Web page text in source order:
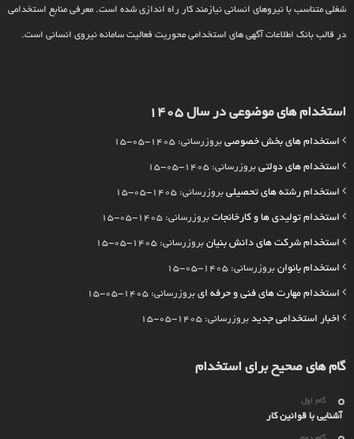
شغلی متناسب با نیروهای انسانی نیازمند کار راه اندازی شده است. معرفی منابع استخدامی
در قالب بانک اطلاعات آگهی های استخدامی محوریت فعالیت سامانه نیروی انسانی است.
استخدام های موضوعی در سال 1405
استخدام های بخش خصوصی بروزرسانی: 1405-05-15
استخدام های دولتی بروزرسانی: 1405-05-15
استخدام رشته های تحصیلی بروزرسانی: 1405-05-15
استخدام تولیدی ها و کارخانجات بروزرسانی: 1405-05-15
استخدام شرکت های دانش بنیان بروزرسانی: 1405-05-15
استخدام بانوان بروزرسانی: 1405-05-15
استخدام مهارت های فنی و حرفه ای بروزرسانی: 1405-05-15
اخبار استخدامی جدید بروزرسانی: 1405-05-15
گام های صحیح برای استخدام
گام اول
آشنایی با قوانین کار